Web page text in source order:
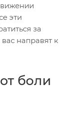
эти
за
направят к
боли